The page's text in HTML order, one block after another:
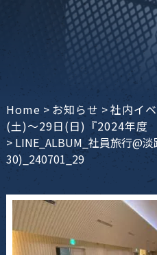
Home > お知らせ >社内イ
(土)〜29日(日)『2024年度
> LINE_ALBUM_社員旅行@
30)_240701_29